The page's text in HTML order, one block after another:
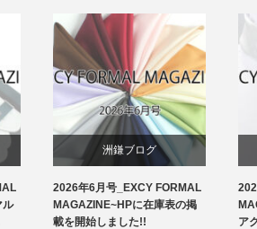
ル
洲鎌ブログ
2026年6月号_EXCY FORMAL
MAGAZINE~HPに在庫表の掲
載を開始しました!!
ア